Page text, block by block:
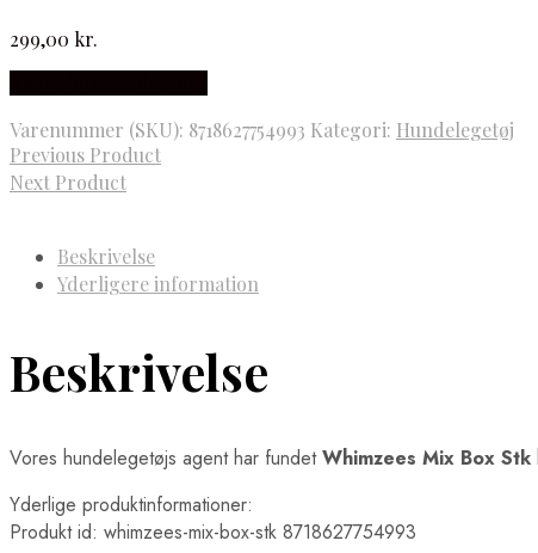
299,00 kr.
Varenummer (SKU): 8718627754993 Kategori: Hundelegetøj
Previous Product
Next Product
Beskrivelse
Yderligere information
Beskrivelse
Vores hundelegetøjs agent har fundetWhimzees Mix Box Stk
Yderlige produktinformationer:
Produkt id: whimzees-mix-box-stk 8718627754993